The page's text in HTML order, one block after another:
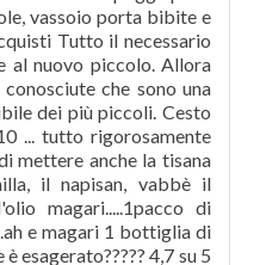
vassoio porta bibite e
Tutto il necessario
al nuovo piccolo. Allora
che sono una
dei più piccoli. Cesto
... tutto rigorosamente
mettere anche la tisana
il napisan, vabbè il
magari.....1pacco di
e magari 1 bottiglia di
esagerato????? 4,7 su 5